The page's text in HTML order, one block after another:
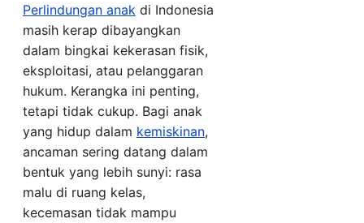
Perlindungan anak di Indonesia
masih kerap dibayangkan
dalam bingkai kekerasan fisik,
eksploitasi, atau pelanggaran
hukum. Kerangka ini penting,
tetapi tidak cukup. Bagi anak
yang hidup dalam kemiskinan,
ancaman sering datang dalam
bentuk yang lebih sunyi: rasa
malu di ruang kelas,
kecemasan tidak mampu